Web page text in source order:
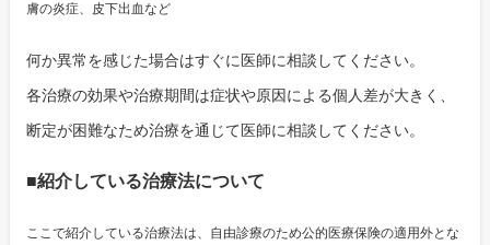
膚の炎症、皮下出血など
何か異常を感じた場合はすぐに医師に相談してください。
各治療の効果や治療期間は症状や原因による個人差が大きく、
断定が困難なため治療を通じて医師に相談してください。
■紹介している治療法について
ここで紹介している治療法は、自由診療のため公的医療保険の適用外とな